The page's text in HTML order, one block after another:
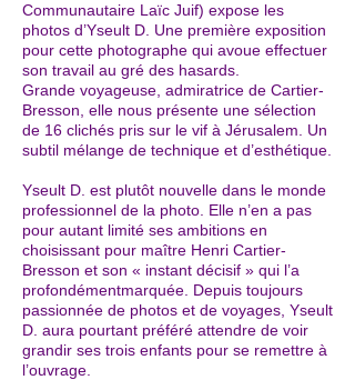
Communautaire Laïc Juif) expose les
photos d’Yseult D. Une première exposition
pour cette photographe qui avoue effectuer
son travail au gré des hasards.
Grande voyageuse, admiratrice de Cartier-
Bresson, elle nous présente une sélection
de 16 clichés pris sur le vif à Jérusalem. Un
subtil mélange de technique et d’esthétique.
Yseult D. est plutôt nouvelle dans le monde
professionnel de la photo. Elle n’en a pas
pour autant limité ses ambitions en
choisissant pour maître Henri Cartier-
Bresson et son « instant décisif » qui l’a
profondémentmarquée. Depuis toujours
passionnée de photos et de voyages, Yseult
D. aura pourtant préféré attendre de voir
grandir ses trois enfants pour se remettre à
l’ouvrage.